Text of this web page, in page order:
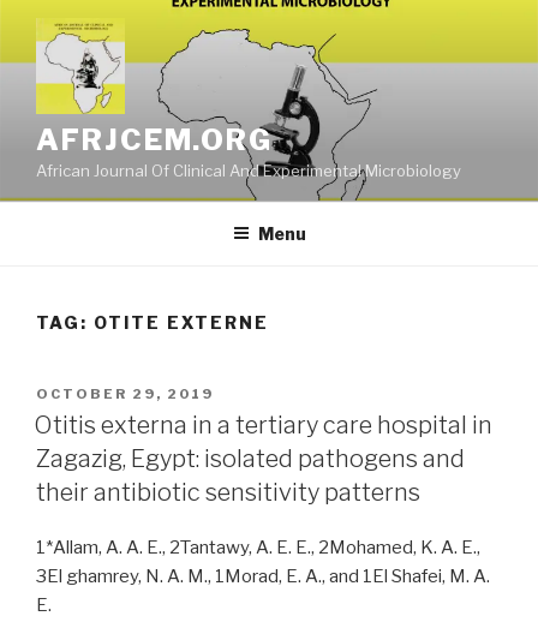
content
AFRJCEM.ORG
African Journal Of Clinical And Experimental Microbiology
Menu
TAG: OTITE EXTERNE
POSTED
ON
OCTOBER 29, 2019
Otitis externa in a tertiary care hospital in
Zagazig, Egypt: isolated pathogens and
their antibiotic sensitivity patterns
1*Allam, A. A. E., 2Tantawy, A. E. E., 2Mohamed, K. A. E.,
3El ghamrey, N. A. M., 1Morad, E. A., and 1El Shafei, M. A.
E.